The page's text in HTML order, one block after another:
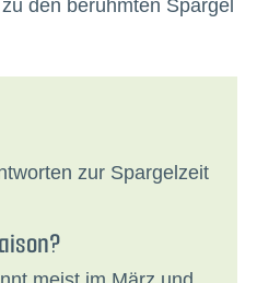
den berühmten Spargel
zur Spargelzeit